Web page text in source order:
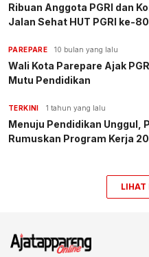
Ribuan Anggota PGRI dan
Jalan Sehat HUT PGRI ke-
PAREPARE 10 bulan yang lalu
Wali Kota Parepare Ajak
Mutu Pendidikan
TERKINI 1 tahun yang lalu
Menuju Pendidikan Unggul,
Rumuskan Program Kerja
LIHAT